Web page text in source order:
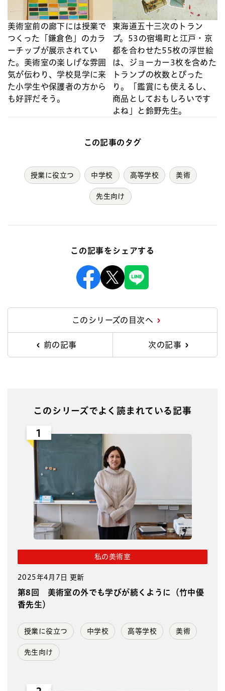
美術室前の廊下には授業で
つくった「鎌倉色」のカラ
ーチップが展示されてい
た。美術室の楽しげな雰囲
気が伝わり、学校見学に来
た小学生や保護者の方から
も好評だそう。
東海道五十三次のトラン
プ。53の宿場町と江戸・京
都を合わせた55枚の浮世絵
は、ジョーカー3枚を含めた
トランプの枚数とぴった
り。「鑑賞にも使えるし、
商品としておもしろいです
よね」と鈴野先生。
この記事のタグ
授業に役立つ 中学校 高等学校 美術
先生向け
この記事をシェアする
このシリーズの目次へ
前の記事 次の記事
このシリーズでよく読まれている記事
1
私の美術室
2025年4月7日 更新
第8回 美術室の外でも学びが続くように（竹中優
香先生）
授業に役立つ 中学校 高等学校 美術
先生向け